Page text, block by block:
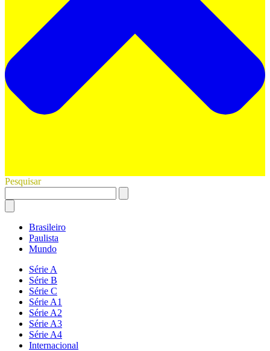
Pesquisar
Brasileiro
Paulista
Mundo
Série A
Série B
Série C
Série A1
Série A2
Série A3
Série A4
Internacional